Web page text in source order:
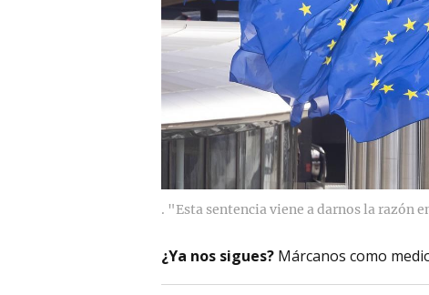
. "Esta sentencia viene a darnos la razón
¿Ya nos sigues? Márcanos como